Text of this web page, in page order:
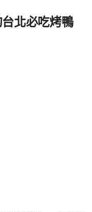
北必吃烤鴨